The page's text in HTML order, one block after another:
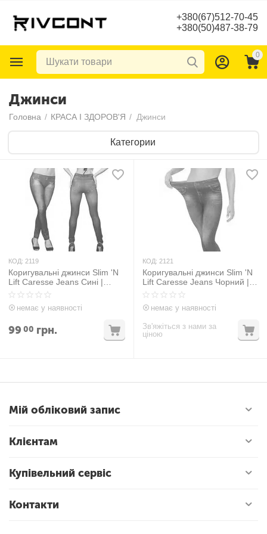
+380(67)512-70-45
+380(50)487-38-79
0
Джинси
Головна / КРАСА І ЗДОРОВ'Я / Джинси
Категории
КОД: 2119
Коригувальні джинси Slim 'N
Lift Caresse Jeans Сині |
XXL/XXXL
немає у наявності
9900 грн.
КОД: 2121
Коригувальні джинси Slim 'N
Lift Caresse Jeans Чорний |
L/XL
немає у наявності
Зв'яжіться з нами за
ціною
Мій обліковий запис
Клієнтам
Купівельний сервіс
Контакти